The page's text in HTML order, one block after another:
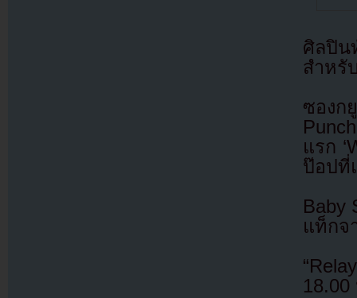
ศิลปิน
สำหรั
ซองก
แรก
ป๊อปที่
Baby
แท็กจ
18.00